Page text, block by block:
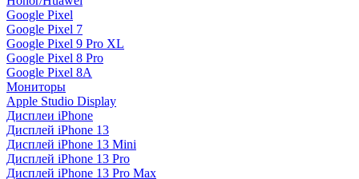
Google Pixel
Google Pixel 7
Google Pixel 9 Pro XL
Google Pixel 8 Pro
Google Pixel 8A
Мониторы
Apple Studio Display
Дисплеи iPhone
Дисплей iPhone 13
Дисплей iPhone 13 Mini
Дисплей iPhone 13 Pro
Дисплей iPhone 13 Pro Max